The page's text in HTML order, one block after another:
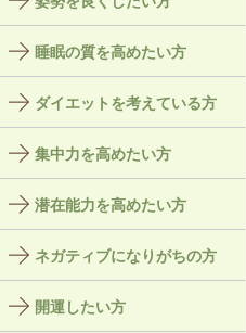
睡眠の質を高めたい方
ダイエットを考えている方
集中力を高めたい方
潜在能力を高めたい方
ネガティブになりがちの方
開運したい方